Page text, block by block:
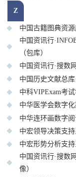
Z
中国古籍图典资源
中国资讯行
（包库）
中国资讯行·搜数
中国历史文献总
中科VIPExam考
中华医学会数字化
中华连环画数字
中宏领导决策支
中宏形势分析支
中国资讯行·搜数
像）